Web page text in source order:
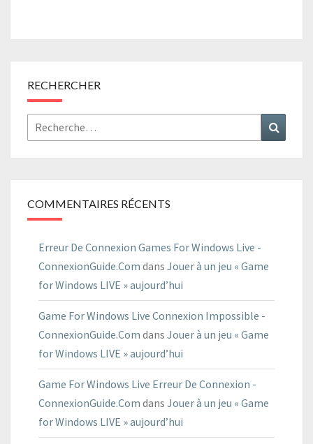
RECHERCHER
Rechercher :
COMMENTAIRES RÉCENTS
Erreur De Connexion Games For Windows Live -
ConnexionGuide.Com dans Jouer à un jeu « Game
for Windows LIVE » aujourd’hui
Game For Windows Live Connexion Impossible -
ConnexionGuide.Com dans Jouer à un jeu « Game
for Windows LIVE » aujourd’hui
Game For Windows Live Erreur De Connexion -
ConnexionGuide.Com dans Jouer à un jeu « Game
for Windows LIVE » aujourd’hui